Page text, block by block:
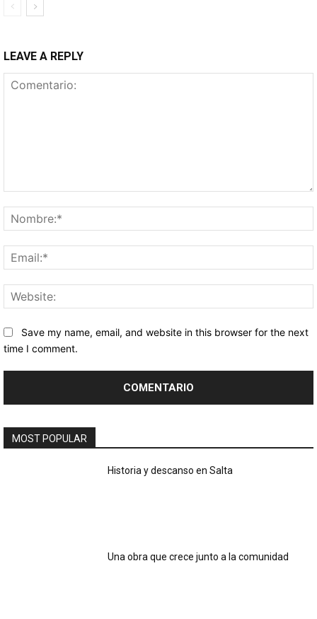
LEAVE A REPLY
Save my name, email, and website in this browser for the next
time I comment.
MOST POPULAR
Historia y descanso en Salta
Una obra que crece junto a la comunidad